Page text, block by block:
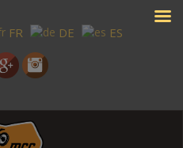
FR DE ES